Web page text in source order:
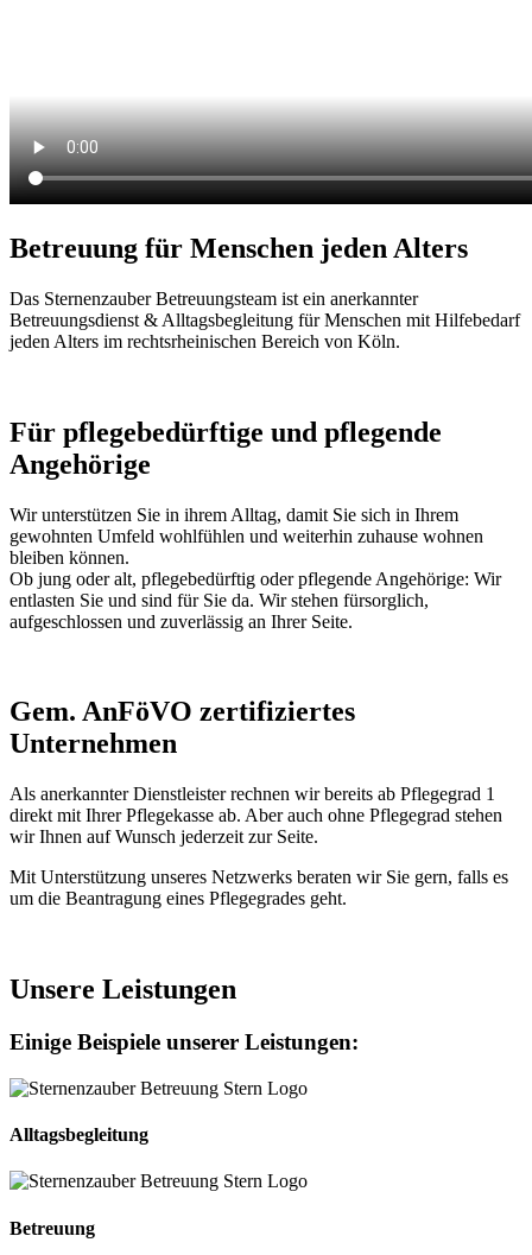
Betreuung für Menschen jeden Alters
Das Sternenzauber Betreuungsteam ist ein anerkannter
Betreuungsdienst & Alltagsbegleitung für Menschen mit Hilfebedarf
jeden Alters im rechtsrheinischen Bereich von Köln.
Für pflegebedürftige und pflegende
Angehörige
Wir unterstützen Sie in ihrem Alltag, damit Sie sich in Ihrem
gewohnten Umfeld wohlfühlen und weiterhin zuhause wohnen
bleiben können.
Ob jung oder alt, pflegebedürftig oder pflegende Angehörige: Wir
entlasten Sie und sind für Sie da. Wir stehen fürsorglich,
aufgeschlossen und zuverlässig an Ihrer Seite.
Gem. AnFöVO zertifiziertes
Unternehmen
Als anerkannter Dienstleister rechnen wir bereits ab Pflegegrad 1
direkt mit Ihrer Pflegekasse ab. Aber auch ohne Pflegegrad stehen
wir Ihnen auf Wunsch jederzeit zur Seite.
Mit Unterstützung unseres Netzwerks beraten wir Sie gern, falls es
um die Beantragung eines Pflegegrades geht.
Unsere Leistungen
Einige Beispiele unserer Leistungen:
Alltagsbegleitung
Betreuung